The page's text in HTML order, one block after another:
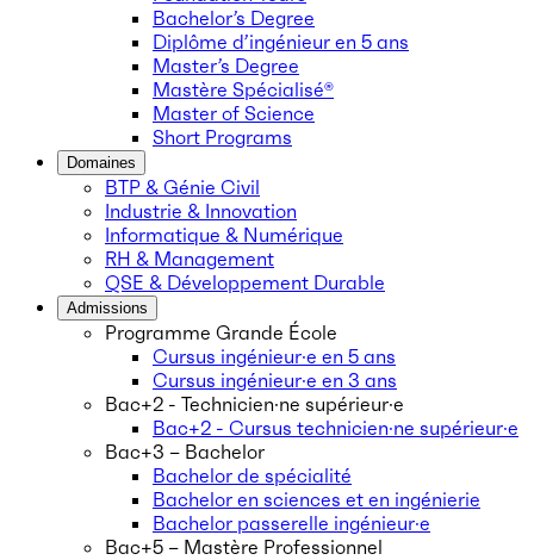
Bachelor’s Degree
Diplôme d’ingénieur en 5 ans
Master’s Degree
Mastère Spécialisé®
Master of Science
Short Programs
Domaines
BTP & Génie Civil
Industrie & Innovation
Informatique & Numérique
RH & Management
QSE & Développement Durable
Admissions
Programme Grande École
Cursus ingénieur·e en 5 ans
Cursus ingénieur·e en 3 ans
Bac+2 - Technicien·ne supérieur·e
Bac+2 - Cursus technicien·ne supérieur·e
Bac+3 – Bachelor
Bachelor de spécialité
Bachelor en sciences et en ingénierie
Bachelor passerelle ingénieur·e
Bac+5 – Mastère Professionnel